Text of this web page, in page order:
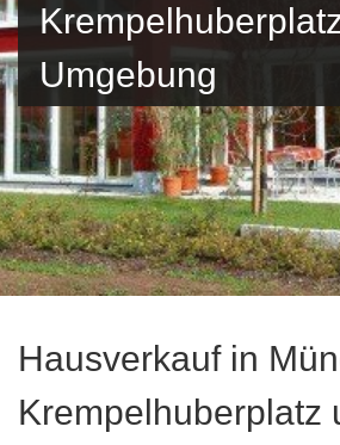
Umgebung
Hausverkauf in
Krempelhuberplatz